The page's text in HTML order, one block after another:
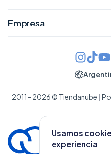
Usamos
experiencia
Empresa
2011 - 2026 © Tiendanube |